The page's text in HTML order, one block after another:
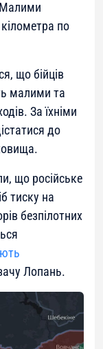
по
що бійців
малими та
За їхніми
до
що російське
тиску на
безпілотних
Лопань.